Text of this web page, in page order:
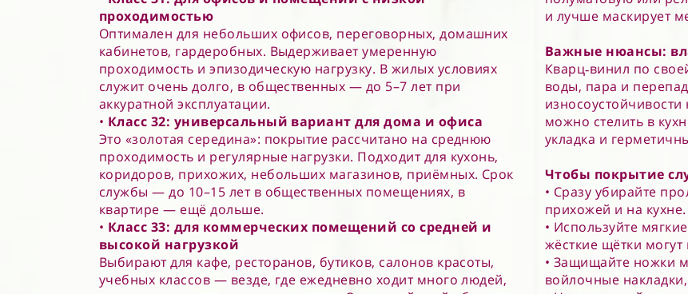
проходимостью
Оптимален для небольших офисов, переговорных, домашних
кабинетов, гардеробных. Выдерживает умеренную
проходимость и эпизодическую нагрузку. В жилых условиях
служит очень долго, в общественных — до 5–7 лет при
аккуратной эксплуатации.
• Класс 32: универсальный вариант для дома и офиса
Это «золотая середина»: покрытие рассчитано на среднюю
проходимость и регулярные нагрузки. Подходит для кухонь,
коридоров, прихожих, небольших магазинов, приёмных. Срок
службы — до 10–15 лет в общественных помещениях, в
квартире — ещё дольше.
• Класс 33: для коммерческих помещений со средней и
высокой нагрузкой
Выбирают для кафе, ресторанов, бутиков, салонов красоты,
учебных классов — везде, где ежедневно ходит много людей,
и лучше маскирует
Важные нюансы:
Кварц‑винил по
воды, пара и
износоустойчивости
можно стелить в
укладка и
Чтобы покрытие
• Сразу убирайте
прихожей и на кухне.
• Используйте
жёсткие щётки
• Защищайте ножки
войлочные